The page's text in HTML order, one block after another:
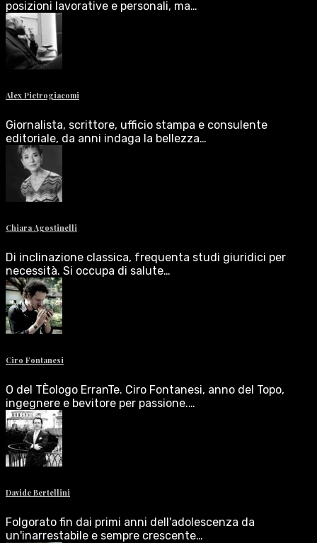
posizioni lavorative e personali, ma…
Alex Pietrogiacomi
Giornalista, scrittore, ufficio stampa e consulente
editoriale, da anni indaga la bellezza…
Chiara Agostinelli
Di inclinazione classica, frequenta studi giuridici per
necessità. Si occupa di salute…
Ciro Fontanesi
O del TÈologo ErranTe. Ciro Fontanesi, anno del Topo,
ingegnere e bevitore per passione.…
Davide Bertellini
Folgorato fin dai primi anni dell'adolescenza da
un'inarrestabile e sempre crescente…